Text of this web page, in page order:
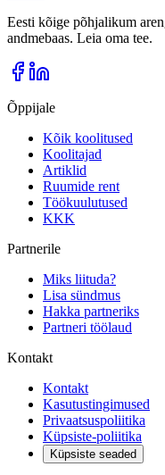
Eesti kõige põhjalikum
andmebaas. Leia oma tee.
Õppijale
Kõik koolitused
Koolitajad
Artiklid
Ruumide rent
Töökuulutused
KKK
Partnerile
Miks liituda?
Lisa sündmus
Hakka partneriks
Partneri töölaud
Kontakt
Kontakt
Kasutustingimused
Privaatsuspoliitika
Küpsiste-poliitika
Küpsiste seaded